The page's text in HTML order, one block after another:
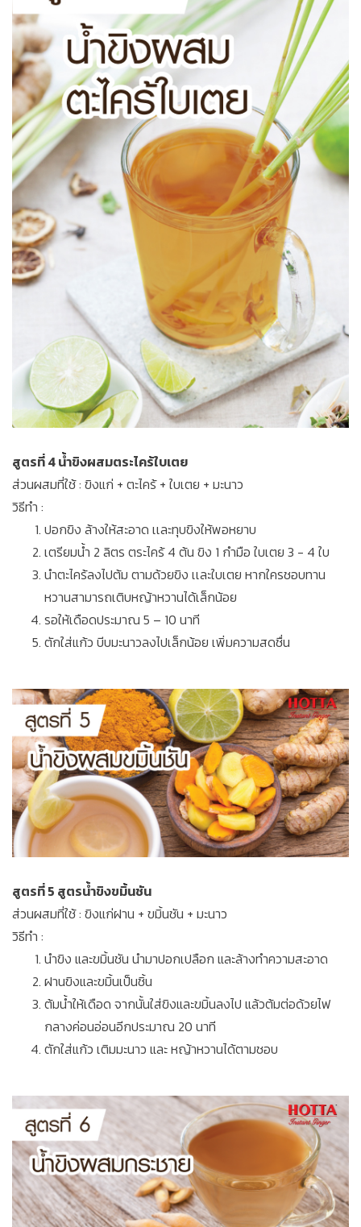
สูตรที่ 4 น้ำขิงผสมตระไคร้ใบเตย
ส่วนผสมที่ใช้ : ขิงแก่ + ตะไคร้ + ใบเตย + มะนาว
วิธีทำ :
ปอกขิง ล้างให้สะอาด เเละทุบขิงให้พอหยาบ
เตรียมน้ำ 2 ลิตร ตระไคร้ 4 ต้น ขิง 1 กำมือ ใบเตย 3 - 4 ใบ
นำตะไคร้ลงไปต้ม ตามด้วยขิง เเละใบเตย หากใครชอบทาน
หวานสามารถเติบหญ้าหวานได้เล็กน้อย
รอให้เดือดประมาณ 5 – 10 นาที
ตักใส่แก้ว บีบมะนาวลงไปเล็กน้อย เพิ่มความสดชื่น
สูตรที่ 5 สูตรน้ำขิงขมิ้นชัน
ส่วนผสมที่ใช้ : ขิงแก่ฝาน + ขมิ้นชัน + มะนาว
วิธีทำ :
นำขิง และขมิ้นชัน นำมาปอกเปลือก และล้างทำความสะอาด
ฝานขิงและขมิ้นเป็นชิ้น
ต้มน้ำให้เดือด จากนั้นใส่ขิงและขมิ้นลงไป แล้วต้มต่อด้วยไฟ
กลางค่อนอ่อนอีกประมาณ 20 นาที
ตักใส่แก้ว เติมมะนาว และ หญ้าหวานได้ตามชอบ